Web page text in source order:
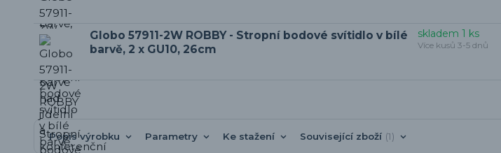
Globo 57911-2W ROBBY - Stropní bodové svítidlo v bílé
barvě, 2 x GU10, 26cm
skladem 1 ks
Více kusů 3-5 dnů
Popis výrobku Parametry Ke stažení Související zboží 1